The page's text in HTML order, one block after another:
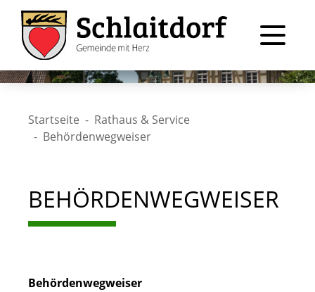
Startseite
Rathaus & Service
Behördenwegweiser
BEHÖRDENWEGWEISER
Behördenwegweiser